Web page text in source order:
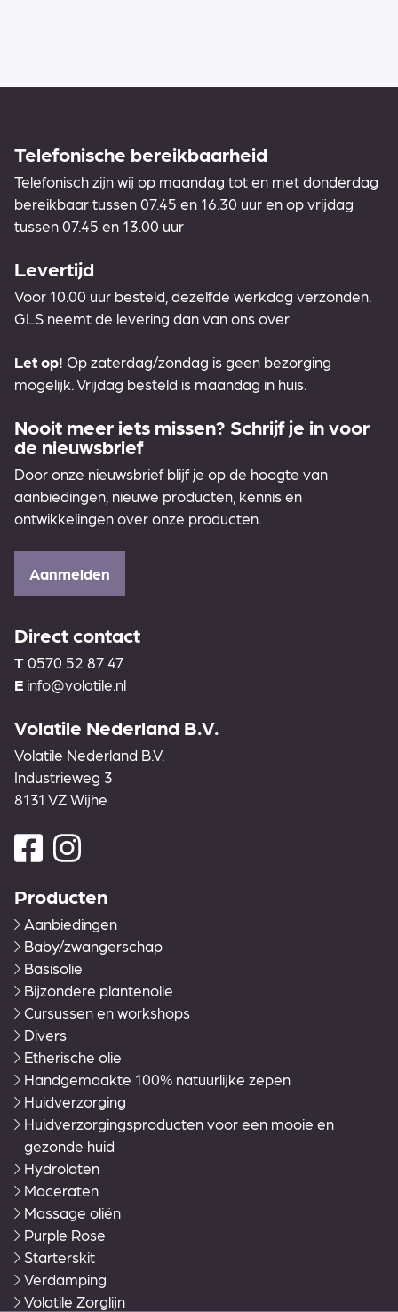
Telefonische bereikbaarheid
Telefonisch zijn wij op maandag tot en met donderdag
bereikbaar tussen 07.45 en 16.30 uur en op vrijdag
tussen 07.45 en 13.00 uur
Levertijd
Voor 10.00 uur besteld, dezelfde werkdag verzonden.
GLS neemt de levering dan van ons over.
Let op! Op zaterdag/zondag is geen bezorging
mogelijk. Vrijdag besteld is maandag in huis.
Nooit meer iets missen? Schrijf je in voor
de nieuwsbrief
Door onze nieuwsbrief blijf je op de hoogte van
aanbiedingen, nieuwe producten, kennis en
ontwikkelingen over onze producten.
Aanmelden
Direct contact
T 0570 52 87 47
E info@volatile.nl
Volatile Nederland B.V.
Volatile Nederland B.V.
Industrieweg 3
8131 VZ Wijhe
Producten
Aanbiedingen
Baby/zwangerschap
Basisolie
Bijzondere plantenolie
Cursussen en workshops
Divers
Etherische olie
Handgemaakte 100% natuurlijke zepen
Huidverzorging
Huidverzorgingsproducten voor een mooie en
gezonde huid
Hydrolaten
Maceraten
Massage oliën
Purple Rose
Starterskit
Verdamping
Volatile Zorglijn